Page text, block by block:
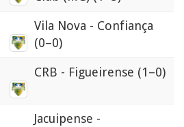
Vila Nova - Confiança
(0–0)
CRB - Figueirense (1–0)
Jacuipense -